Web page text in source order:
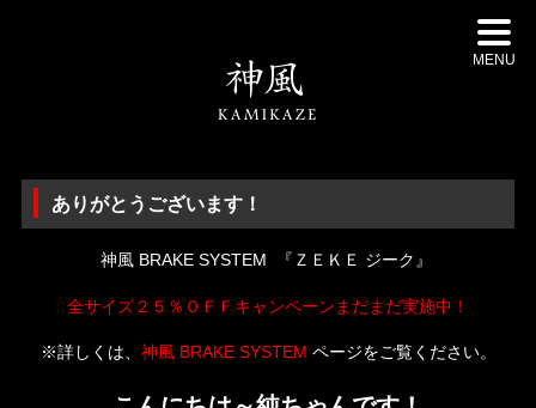
MENU
ありがとうございます！
神風 BRAKE SYSTEM 『ＺＥＫＥ ジーク』
全サイズ２５％ＯＦＦキャンペーンまだまだ実施中！
※詳しくは、 神風 BRAKE SYSTEM ページをご覧ください。